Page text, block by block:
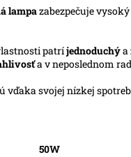
lampazabezpečuje
patríjednoduchýa
a v neposlednom
vďaka svojej nízkej
50W